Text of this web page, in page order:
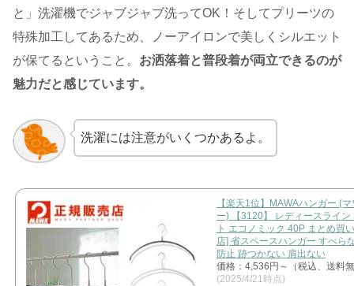
と」洗濯機でジャブジャブ洗ってOK！そしてプリーツの
特殊加工してあるため、ノーアイロンで美しくシルエット
が保てるということ。 お洒落着と普段着が両立できるのが
魅力だと感じています。
洗濯には注意がいくつかあるよ。
【楽天1位】MAWAハンガー (
ー) 【3120】 レディースライン
ト エコノミック 40P まとめ買
店] 省スペースハンガー すべら
防止 跡つかない 肩出ない
価格：4,536円～（税込、送料
(2025/4/21時点)